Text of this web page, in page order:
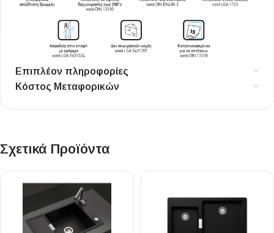
Επιπλέον πληροφορίες
Κόστος Μεταφορικών
Σχετικά Προϊόντα